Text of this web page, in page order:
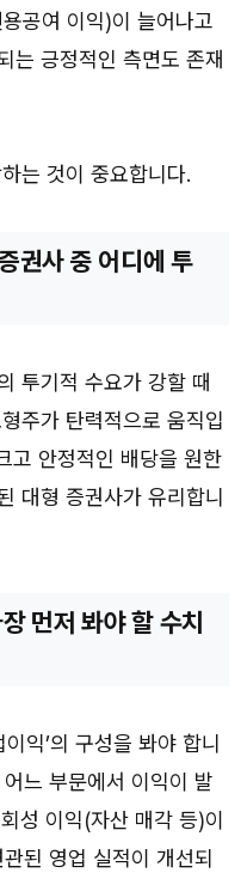
공여 이익)이 늘어나고
는 긍정적인 측면도 존재
는 것이 중요합니다.
권사 중 어디에 투
투기적 수요가 강할 때
주가 탄력적으로 움직입
고 안정적인 배당을 원한
대형 증권사가 유리합니
먼저 봐야 할 수치
익’의 구성을 봐야 합니
느 부문에서 이익이 발
성 이익(자산 매각 등)이
된 영업 실적이 개선되